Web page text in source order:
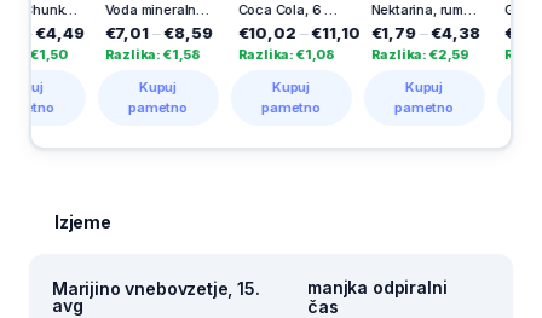
Voda mineralna Donat, 6 x 0,5 l
€7,01 €8,59
Razlika: €1,58
Coca Cola, 6 x 1,5l
€10,02 –€11,10
Razlika: €1,08
Nektarina, rumeno meso, 1 kg
€1,79– €4,38
Razlika: €2,59
€1,19 €2,99
Razlika: €1,80
Izjeme
Marijino vnebovzetje, 15.
avg
manjka odpiralni
čas